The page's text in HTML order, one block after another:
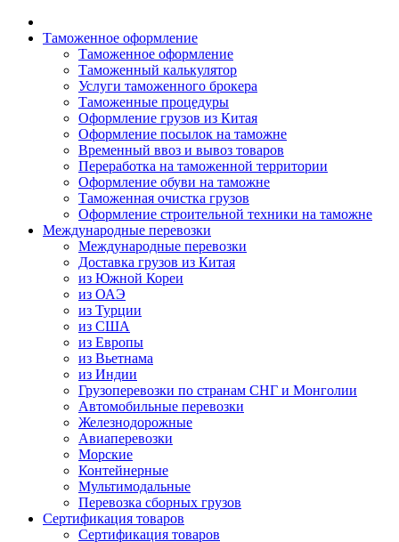
Таможенное оформление
Таможенное оформление
Таможенный калькулятор
Услуги таможенного брокера
Таможенные процедуры
Оформление грузов из Китая
Оформление посылок на таможне
Временный ввоз и вывоз товаров
Переработка на таможенной территории
Оформление обуви на таможне
Таможенная очистка грузов
Оформление строительной техники на таможне
Международные перевозки
Международные перевозки
Доставка грузов из Китая
из Южной Кореи
из ОАЭ
из Турции
из США
из Европы
из Вьетнама
из Индии
Грузоперевозки по странам СНГ и Монголии
Автомобильные перевозки
Железнодорожные
Авиаперевозки
Морские
Контейнерные
Мультимодальные
Перевозка сборных грузов
Сертификация товаров
Сертификация товаров